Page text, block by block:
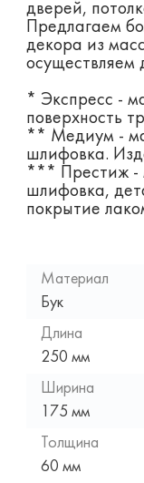
дверей,
Предлагаем
декора из
осуществляем
* Экспресс -
поверхность
** Медиум -
шлифовка.
*** Престиж -
шлифовка,
покрытие
Материал
Бук
Длина
250 мм
Ширина
175 мм
Толщина
60 мм